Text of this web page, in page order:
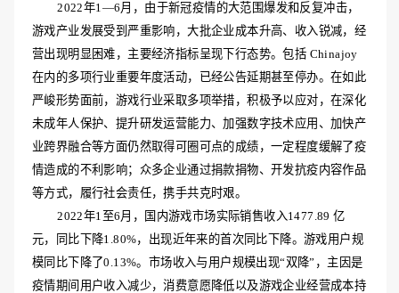
2022年1—6月，由于新冠疫情的大范围爆发和反复冲击，
游戏产业发展受到严重影响，大批企业成本升高、收入锐减，经
营出现明显困难，主要经济指标呈现下行态势。包括 Chinajoy
在内的多项行业重要年度活动，已经公告延期甚至停办。在如此
严峻形势面前，游戏行业采取多项举措，积极予以应对，在深化
未成年人保护、提升研发运营能力、加强数字技术应用、加快产
业跨界融合等方面仍然取得可圈可点的成绩，一定程度缓解了疫
情造成的不利影响；众多企业通过捐款捐物、开发抗疫内容作品
等方式，履行社会责任，携手共克时艰。
2022年1至6月，国内游戏市场实际销售收入1477.89 亿
元，同比下降1.80%，出现近年来的首次同比下降。游戏用户规
模同比下降了0.13%。市场收入与用户规模出现“双降”，主因是
疫情期间用户收入减少，消费意愿降低以及游戏企业经营成本持